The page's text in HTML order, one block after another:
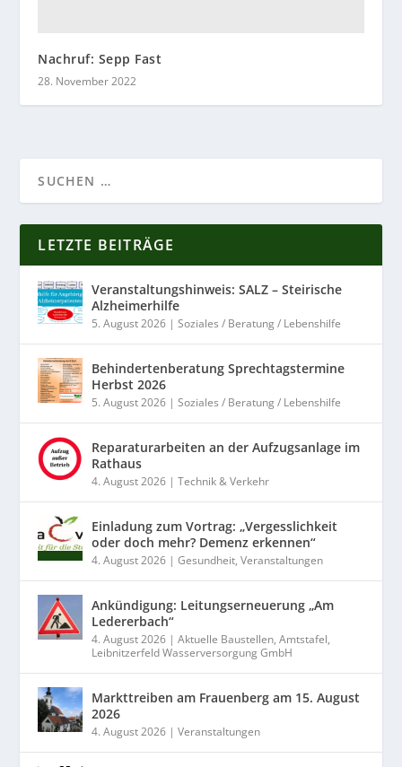
Nachruf: Sepp Fast
28. November 2022
LETZTE BEITRÄGE
Veranstaltungshinweis: SALZ – Steirische
Alzheimerhilfe
5. August 2026 |Soziales / Beratung / Lebenshilfe
Behindertenberatung Sprechtagstermine
Herbst 2026
5. August 2026 |Soziales / Beratung / Lebenshilfe
Reparaturarbeiten an der Aufzugsanlage im
Rathaus
4. August 2026 |Technik & Verkehr
Einladung zum Vortrag: „Vergesslichkeit
oder doch mehr? Demenz erkennen“
4. August 2026 |Gesundheit,Veranstaltungen
Ankündigung: Leitungserneuerung „Am
Ledererbach“
4. August 2026 |Aktuelle Baustellen,Amtstafel,
Leibnitzerfeld Wasserversorgung GmbH
Markttreiben am Frauenberg am 15. August
2026
4. August 2026 |Veranstaltungen